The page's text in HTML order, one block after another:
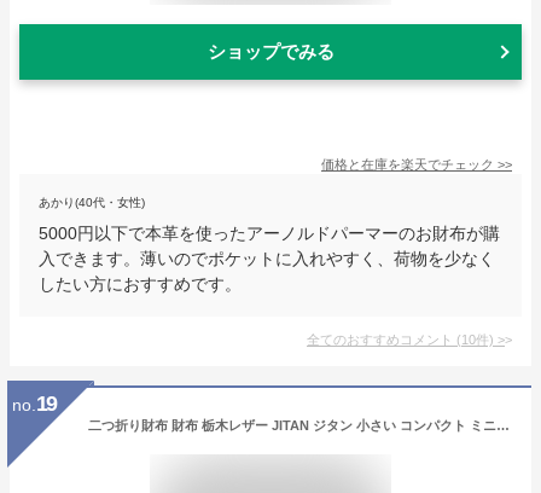
ショップでみる
価格と在庫を楽天でチェック >>
あかり(40代・女性)
5000円以下で本革を使ったアーノルドパーマーのお財布が購
入できます。薄いのでポケットに入れやすく、荷物を少なく
したい方におすすめです。
全てのおすすめコメント (10件) >
no. 19
二つ折り財布 財布 栃木レザー JITAN ジタン 小さい コンパクト ミニ財布 メンズ財布 二つ折り 折りたたみ 薄い 本革 牛革 レザー 大容量 多機能 シンプル 使いやすい レディース キャッシュレス コインケース カード 小銭入れ サイフ 日本製 HUKURO